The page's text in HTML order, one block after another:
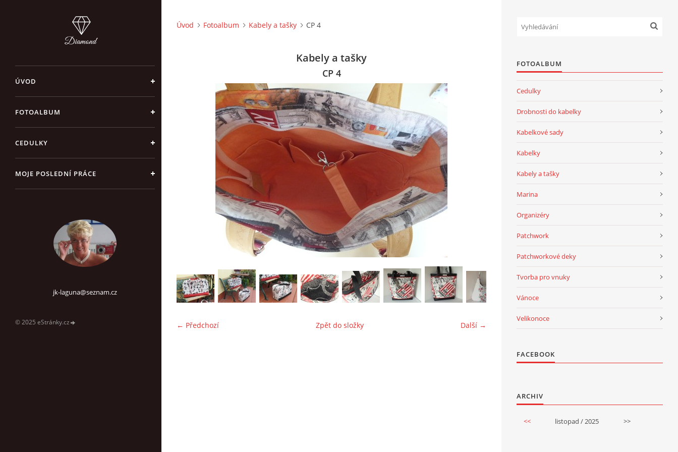
ÚVOD
FOTOALBUM
CEDULKY
MOJE POSLEDNÍ PRÁCE
jk-laguna@seznam.cz
© 2025 eStránky.cz
Úvod Fotoalbum Kabely a tašky CP 4
Kabely a tašky
CP 4
← Předchozí Další →
Zpět do složky
FOTOALBUM
Cedulky
Drobnosti do kabelky
Kabelkové sady
Kabelky
Kabely a tašky
Marina
Organizéry
Patchwork
Patchworkové deky
Tvorba pro vnuky
Vánoce
Velikonoce
FACEBOOK
ARCHIV
<< listopad / 2025 >>